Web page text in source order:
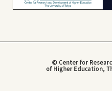
© Center for
of Higher Education,